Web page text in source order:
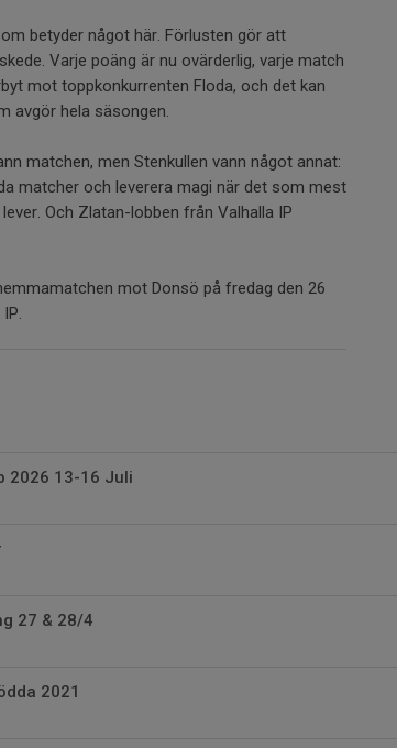
betyder något här. Förlusten gör att
Varje poäng är nu ovärderlig, varje match
mot toppkonkurrenten Floda, och det kan
avgör hela säsongen.
matchen, men Stenkullen vann något annat:
matcher och leverera magi när det som mest
Och Zlatan-lobben från Valhalla IP
mot Donsö på fredag den 26
2026 13-16 Juli
27 & 28/4
2021